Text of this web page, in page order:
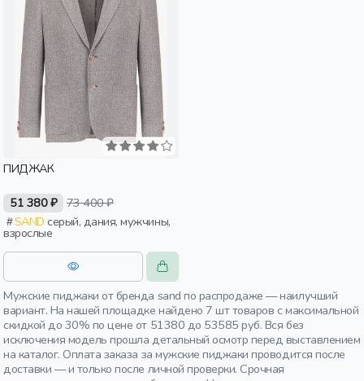
ПИДЖАК
51 380 ₽ 73 400 ₽
SAND серый, дания, мужчины,
взрослые
Мужские пиджаки от бренда sand по распродаже — наилучший
вариант. На нашей площадке найдено 7 шт товаров с максимальной
скидкой до 30% по цене от 51380 до 53585 руб. Вся без
исключения модель прошла детальный осмотр перед выставлением
на каталог. Оплата заказа за мужские пиджаки проводится после
доставки — и только после личной проверки. Срочная